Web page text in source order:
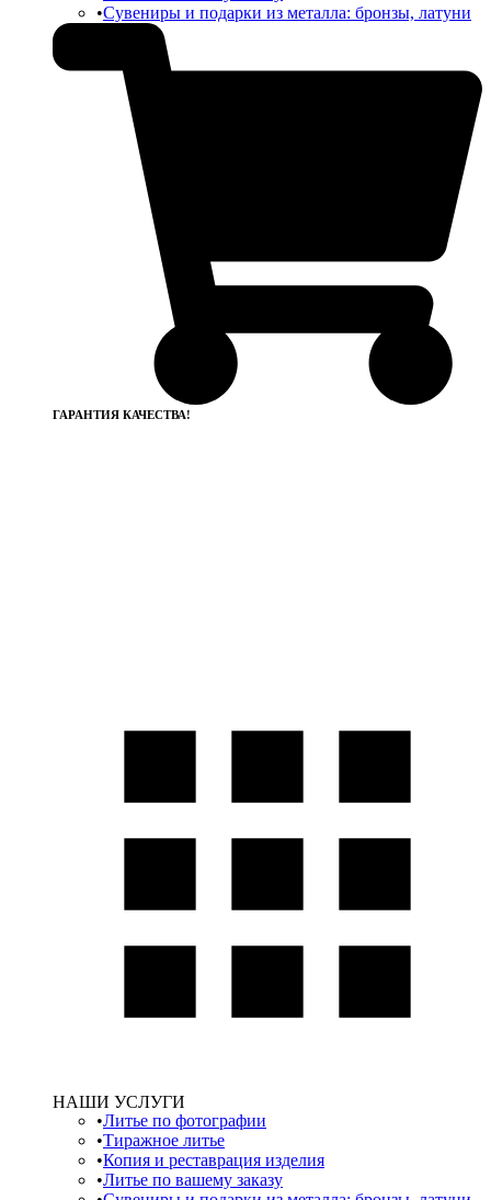
Сувениры и подарки из металла: бронзы, латуни
ГАРАНТИЯ КАЧЕСТВА!
НАШИ УСЛУГИ
Литье по фотографии
Тиражное литье
Копия и реставрация изделия
Литье по вашему заказу